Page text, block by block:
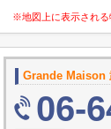
※地図上に表示される
Grande Maison
06-